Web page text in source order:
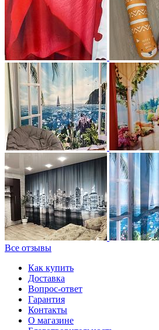
Все отзывы
Как купить
Доставка
Вопрос-ответ
Гарантия
Контакты
О магазине